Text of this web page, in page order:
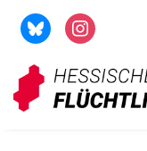
Zum
Inhalt
springen